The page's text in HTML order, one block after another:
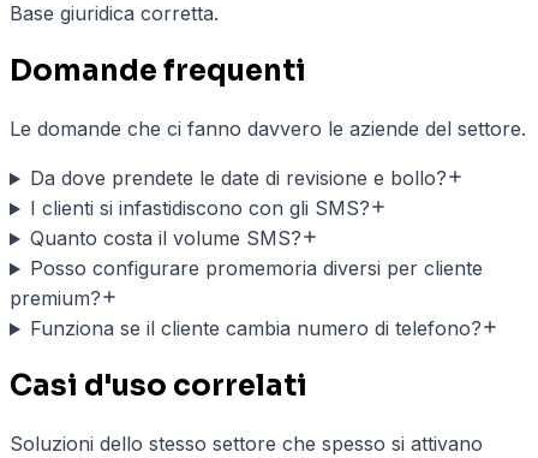
Base giuridica corretta.
Domande frequenti
Le domande che ci fanno davvero le aziende del settore.
Da dove prendete le date di revisione e bollo?
I clienti si infastidiscono con gli SMS?
Quanto costa il volume SMS?
Posso configurare promemoria diversi per cliente
premium?
Funziona se il cliente cambia numero di telefono?
Casi d'uso correlati
Soluzioni dello stesso settore che spesso si attivano